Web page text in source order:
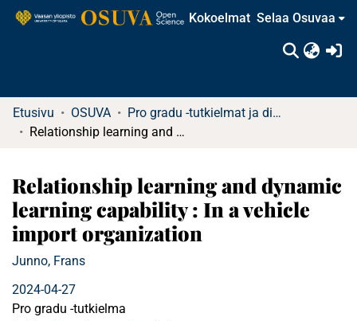
Kokoelmat Selaa Osuvaa
Etusivu OSUVA
Pro gradu -tutkielmat ja diplomityöt (rajattu saatavuus)
Relationship learning and dynamic learning capability : In a vehicle import organization
Relationship learning and dynamic
learning capability : In a vehicle
import organization
Junno, Frans
2024-04-27
Pro gradu -tutkielma